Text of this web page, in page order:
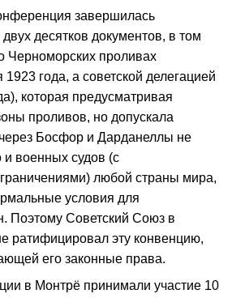
завершилась
десятков документов, в том
Черноморских проливах
года, а советской делегацией
которая предусматривая
проливов, но допускала
Босфор и Дарданеллы не
и военных судов (с
любой страны мира,
условия для
Поэтому Советский Союз в
ратифицировал эту конвенцию,
его законные права.
в Монтрё принимали участие 10